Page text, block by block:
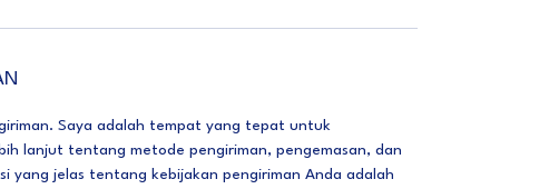
Saya adalah tempat yang tepat untuk
lanjut tentang metode pengiriman, pengemasan, dan
yang jelas tentang kebijakan pengiriman Anda adalah